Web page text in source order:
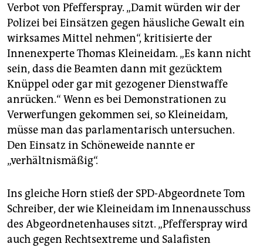
Verbot von Pfefferspray. „Damit würden wir der
Polizei bei Einsätzen gegen häusliche Gewalt ein
wirksames Mittel nehmen“, kritisierte der
Innenexperte Thomas Kleineidam. „Es kann nicht
sein, dass die Beamten dann mit gezücktem
Knüppel oder gar mit gezogener Dienstwaffe
anrücken.“ Wenn es bei Demonstrationen zu
Verwerfungen gekommen sei, so Kleineidam,
müsse man das parlamentarisch untersuchen.
Den Einsatz in Schöneweide nannte er
„verhältnismäßig“.
Ins gleiche Horn stieß der SPD-Abgeordnete Tom
Schreiber, der wie Kleineidam im Innenausschuss
des Abgeordnetenhauses sitzt. „Pfefferspray wird
auch gegen Rechtsextreme und Salafisten